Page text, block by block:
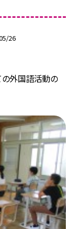
26
の外国語活動の